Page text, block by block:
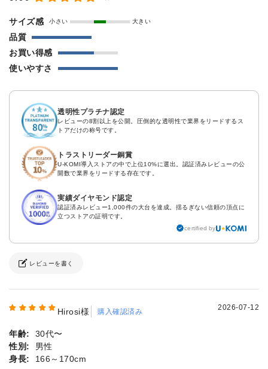
サイズ感 小さい 大きい
品質
お買い得感
使いやすさ
透明性プラチナ認定
レビューの8割以上を公開。圧倒的な透明性で業界をリードするス
トアだけの称号です。
トラストリーダー銅賞
U-KOMI導入ストアの中で上位10%に選出。認証済みレビューの公
開数で業界をリードする存在です。
実績ダイヤモンド認定
認証済みレビュー1,000件の大台を達成。揺るぎない信頼の頂点に
立つストアの証明です。
certified by
レビューを書く
Hirosi様 購入確認済み 2026-07-12
年齢:
30代〜
性別:
男性
身長:
166～170cm